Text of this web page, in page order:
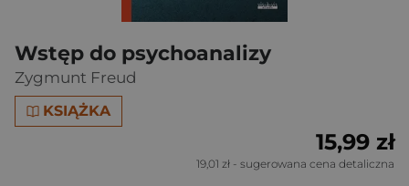
Wstęp do psychoanalizy
Zygmunt Freud
KSIĄŻKA
15,99 zł
19,01 zł - sugerowana cena detaliczna